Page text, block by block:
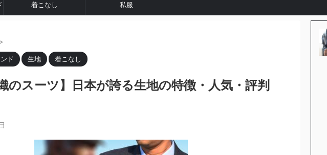
着こなし 私服
>
ド 生地 着こなし
のスーツ】日本が誇る生地の特徴・人気・評判